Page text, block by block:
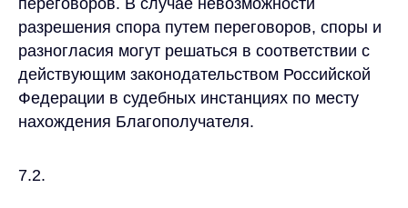
переговоров. В случае невозможности
разрешения спора путем переговоров, споры и
разногласия могут решаться в соответствии с
действующим законодательством Российской
Федерации в судебных инстанциях по месту
нахождения Благополучателя.
7.2.